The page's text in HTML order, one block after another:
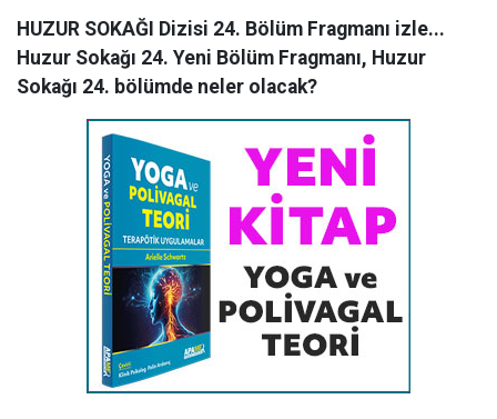
HUZUR SOKAĞI Dizisi 24. Bölüm Fragmanı izle...
Huzur Sokağı 24. Yeni Bölüm Fragmanı, Huzur
Sokağı 24. bölümde neler olacak?